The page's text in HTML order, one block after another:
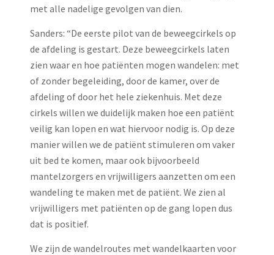
met alle nadelige gevolgen van dien.
Sanders: “De eerste pilot van de beweegcirkels op
de afdeling is gestart. Deze beweegcirkels laten
zien waar en hoe patiënten mogen wandelen: met
of zonder begeleiding, door de kamer, over de
afdeling of door het hele ziekenhuis. Met deze
cirkels willen we duidelijk maken hoe een patiënt
veilig kan lopen en wat hiervoor nodig is. Op deze
manier willen we de patiënt stimuleren om vaker
uit bed te komen, maar ook bijvoorbeeld
mantelzorgers en vrijwilligers aanzetten om een
wandeling te maken met de patiënt. We zien al
vrijwilligers met patiënten op de gang lopen dus
dat is positief.
We zijn de wandelroutes met wandelkaarten voor